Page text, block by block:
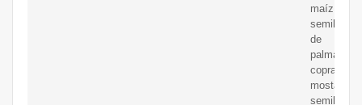
maíz,
semilla
de
palma,
copra,
mostaza,
semilla